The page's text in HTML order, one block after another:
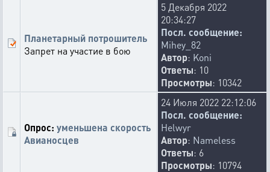
Планетарный потрошитель
Запрет на участие в бою
5 Декабря 2022
20:34:27
Посл. сообщение:
Mihey_82
Автор: Koni
Ответы: 10
Просмотры: 10342
Опрос: уменьшена скорость
Авианосцев
24 Июля 2022 22:12:06
Посл. сообщение:
Helwyr
Автор: Nameless
Ответы: 6
Просмотры: 10794